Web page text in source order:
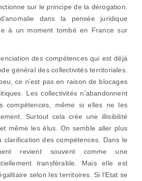
sur le principe de la dérogation.
dans la pensée juridique
à un moment tombé en France sur
des compétences qui est déjà
général des collectivités territoriales.
ce n’est pas en raison de blocages
Les collectivités n’abandonnent
compétences, même si elles ne les
Surtout cela crée une illisibilité
même les élus. On semble aller plus
clarification des compétences. Dans le
revient souvent comme une
transférable. Mais elle est
selon les territoires. Si l’Etat se